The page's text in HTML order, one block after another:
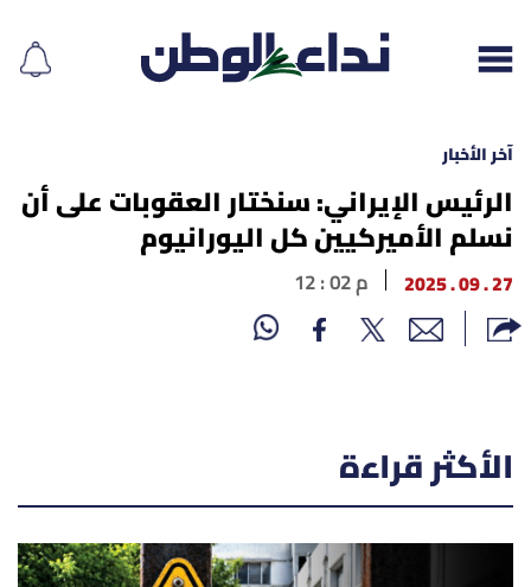
إقرأ الجريدة
لبنان
الغلاف
محليات
أسرار
آخر الأخبار
الرئيس الإيراني: سنختار العقوبات على أن
نسلم الأميركيين كل اليورانيوم
27 . 09 . 2025 12 : 02 م
الأكثر قراءة